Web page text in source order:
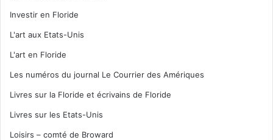
Investir en Floride
L'art aux Etats-Unis
L'art en Floride
Les numéros du journal Le Courrier des Amériques
Livres sur la Floride et écrivains de Floride
Livres sur les Etats-Unis
Loisirs – comté de Broward